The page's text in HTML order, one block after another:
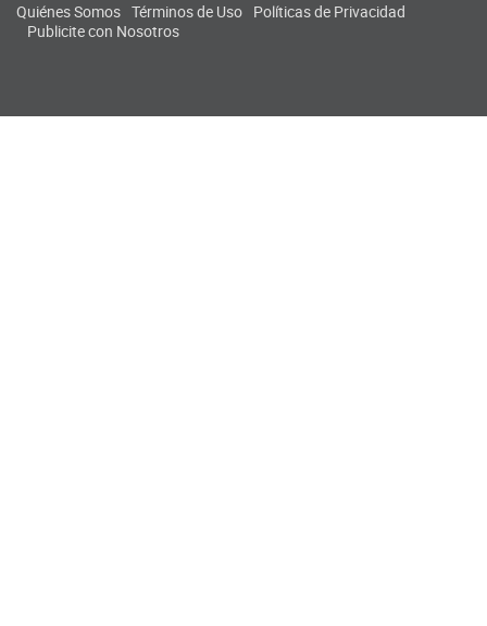
Quiénes Somos Términos de Uso Políticas de Privacidad
Publicite con Nosotros